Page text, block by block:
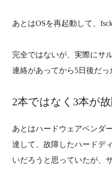
あとはOSを再起動して、
完全ではないが、実際にサ
連絡があってから5日後だっ
2本ではなく3本が
あとはハードウェアベンダ
達して、故障したハードデ
いだろうと思っていたが、